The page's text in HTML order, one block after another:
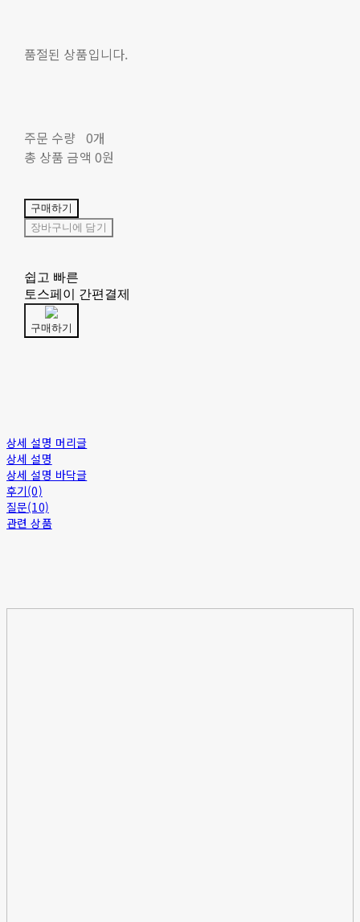
품절된 상품입니다.
주문 수량 0개
총 상품 금액 0원
구매하기
장바구니에 담기
쉽고 빠른
토스페이 간편결제
구매하기
상세 설명 머리글
상세 설명
상세 설명 바닥글
후기(0)
질문(10)
관련 상품